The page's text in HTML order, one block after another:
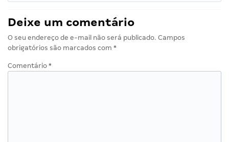
Deixe um comentário
O seu endereço de e-mail não será publicado. Campos
obrigatórios são marcados com *
Comentário *